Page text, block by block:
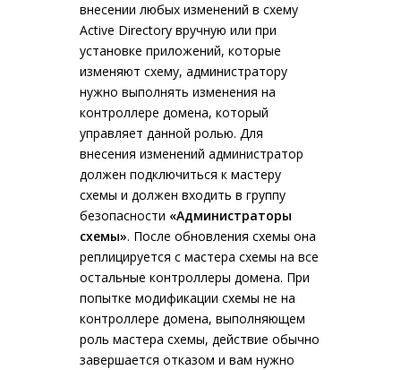
внесении любых изменений в схему
Active Directory вручную или при
установке приложений, которые
изменяют схему, администратору
нужно выполнять изменения на
контроллере домена, который
управляет данной ролью. Для
внесения изменений администратор
должен подключиться к мастеру
схемы и должен входить в группу
безопасности «Администраторы
схемы». После обновления схемы она
реплицируется с мастера схемы на все
остальные контроллеры домена. При
попытке модификации схемы не на
контроллере домена, выполняющем
роль мастера схемы, действие обычно
завершается отказом и вам нужно